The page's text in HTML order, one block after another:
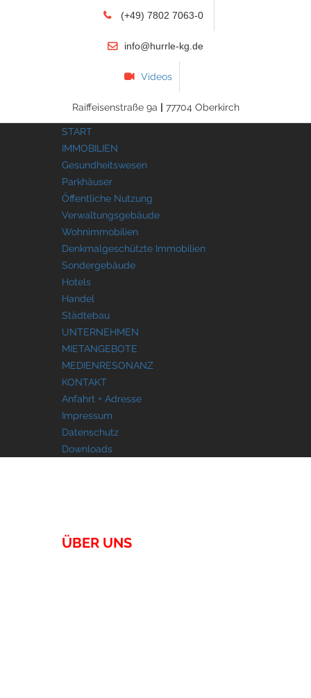
(+49) 7802 7063-0
info@hurrle-kg.de
Videos
Raiffeisenstraße 9a | 77704 Oberkirch
START
IMMOBILIEN
Gesundheitswesen
Parkhäuser
Öffentliche Nutzung
Verwaltungsgebäude
Wohnimmobilien
Denkmalgeschützte Immobilien
Sondergebäude
Hotels
Handel
Städtebau
UNTERNEHMEN
MIETANGEBOTE
MEDIENRESONANZ
KONTAKT
Anfahrt + Adresse
Impressum
Datenschutz
Downloads
ÜBER UNS